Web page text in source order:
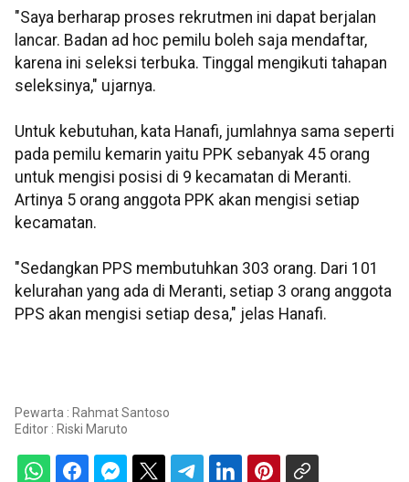
"Saya berharap proses rekrutmen ini dapat berjalan
lancar. Badan ad hoc pemilu boleh saja mendaftar,
karena ini seleksi terbuka. Tinggal mengikuti tahapan
seleksinya," ujarnya.
Untuk kebutuhan, kata Hanafi, jumlahnya sama seperti
pada pemilu kemarin yaitu PPK sebanyak 45 orang
untuk mengisi posisi di 9 kecamatan di Meranti.
Artinya 5 orang anggota PPK akan mengisi setiap
kecamatan.
"Sedangkan PPS membutuhkan 303 orang. Dari 101
kelurahan yang ada di Meranti, setiap 3 orang anggota
PPS akan mengisi setiap desa," jelas Hanafi.
Pewarta : Rahmat Santoso
Editor : Riski Maruto